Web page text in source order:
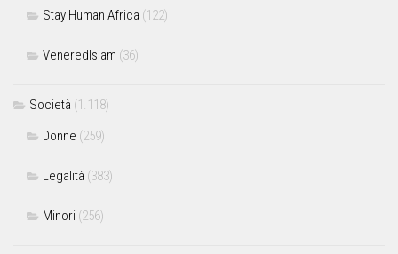
Stay Human Africa (122)
VeneredIslam (36)
Società (1.118)
Donne (259)
Legalità (383)
Minori (256)